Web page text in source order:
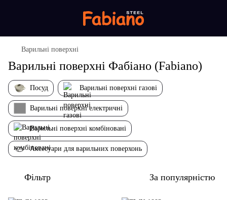
Варильні поверхні
Варильні поверхні Фабіано (Fabiano)
Посуд Варильні поверхні газові
Варильні поверхні електричні
Варильні поверхні комбіновані
Аксесуари для варильних поверхонь
Фільтр За популярністю